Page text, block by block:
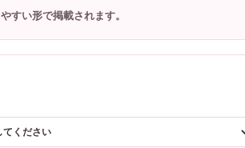
すい形で掲載されます。